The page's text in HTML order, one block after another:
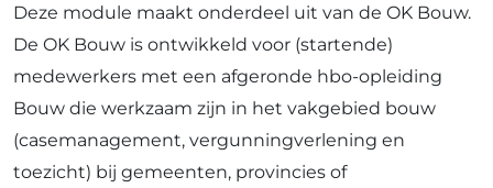
Deze module maakt onderdeel uit van de OK Bouw.
De OK Bouw is ontwikkeld voor (startende)
medewerkers met een afgeronde hbo-opleiding
Bouw die werkzaam zijn in het vakgebied bouw
(casemanagement, vergunningverlening en
toezicht) bij gemeenten, provincies of